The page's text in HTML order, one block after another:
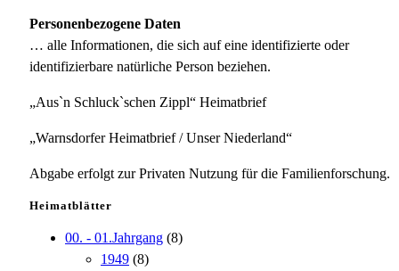
Personenbezogene Daten
… alle Informationen, die sich auf eine identifizierte oder
identifizierbare natürliche Person beziehen.
„Aus`n Schluck`schen Zippl“ Heimatbrief
„Warnsdorfer Heimatbrief / Unser Niederland“
Abgabe erfolgt zur Privaten Nutzung für die Familienforschung.
Heimatblätter
00. - 01.Jahrgang (8)
1949 (8)